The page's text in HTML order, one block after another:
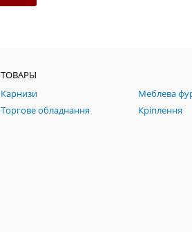
ТОВАРЫ
Карнизи
Меблева
Торгове обладнання
Кріплення